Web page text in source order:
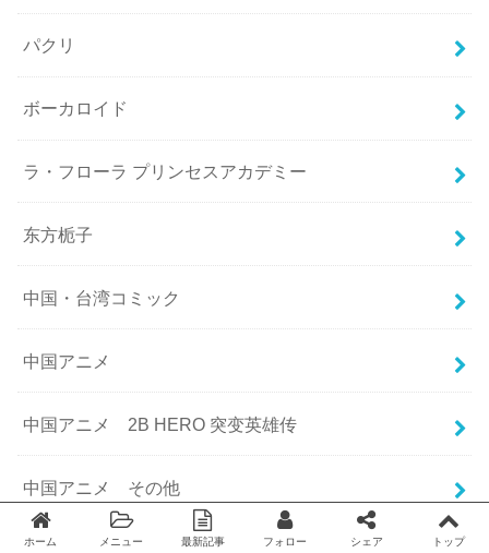
パクリ
ボーカロイド
ラ・フローラ プリンセスアカデミー
东方栀子
中国・台湾コミック
中国アニメ
中国アニメ 2B HERO 突变英雄传
中国アニメ その他
ホーム メニュー 最新記事 フォロー シェア トップ
Twitter facebook